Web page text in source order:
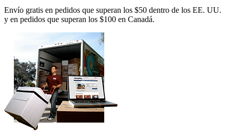
Envío gratis en pedidos que superan los $50 dentro de los EE. UU.
y en pedidos que superan los $100 en Canadá.